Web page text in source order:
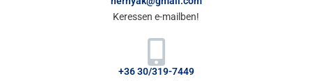
Keressen e-mailben!
+36 30/319-7449